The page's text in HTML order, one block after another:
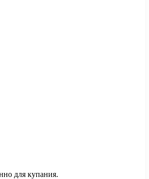
для купания.